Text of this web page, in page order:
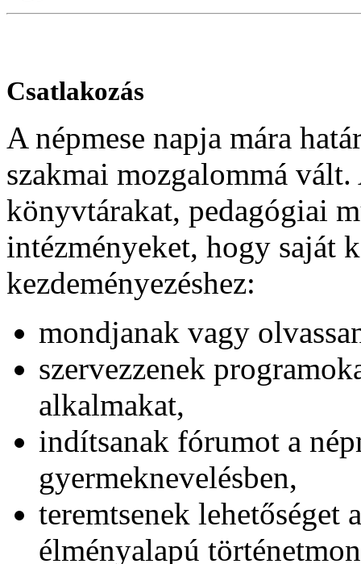
Csatlakozás
A népmese napja mára
szakmai mozgalommá
könyvtárakat, pedagógiai
intézményeket, hogy saját
kezdeményezéshez:
mondjanak vagy
szervezzenek
alkalmakat,
indítsanak fórumot a
gyermeknevelésben,
teremtsenek lehetőséget
élményalapú